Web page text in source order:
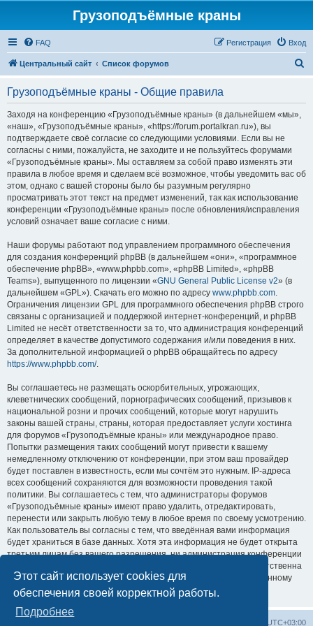
Этот сайт использует cookies для
обеспечения своей корректной работы.
Подробнее
Грузоподъёмные краны
FAQ Вход
Регистрация
Центральный сайт Список форумов
Грузоподъёмные краны - Общие правила
Заходя на конференцию «Грузоподъёмные краны» (в дальнейшем «мы»,
«наш», «Грузоподъёмные краны», «https://forum.portalkran.ru»), вы
подтверждаете своё согласие со следующими условиями. Если вы не
согласны с ними, пожалуйста, не заходите и не пользуйтесь форумами
«Грузоподъёмные краны». Мы оставляем за собой право изменять эти
правила в любое время и сделаем всё возможное, чтобы уведомить вас об
этом, однако с вашей стороны было бы разумным регулярно
просматривать этот текст на предмет изменений, так как использование
конференции «Грузоподъёмные краны» после обновления/исправления
условий означает ваше согласие с ними.
Наши форумы работают под управлением программного обеспечения
для создания конференций phpBB (в дальнейшем «они», «программное
обеспечение phpBB», «www.phpbb.com», «phpBB Limited», «phpBB
Teams»), выпущенного по лицензии «GNU General Public License v2» (в
дальнейшем «GPL»). Скачать его можно по адресу www.phpbb.com.
Ограничения лицензии GPL для программного обеспечения phpBB строго
связаны с организацией и поддержкой интернет-конференций, и phpBB
Limited не несёт ответственности за то, что администрация конференций
определяет в качестве допустимого содержания и/или поведения в них.
За дополнительной информацией о phpBB обращайтесь по адресу
https://www.phpbb.com/.
Вы соглашаетесь не размещать оскорбительных, угрожающих,
клеветнических сообщений, порнографических сообщений, призывов к
национальной розни и прочих сообщений, которые могут нарушить
законы вашей страны, страны, которая предоставляет услуги хостинга
для форумов «Грузоподъёмные краны» или международное право.
Попытки размещения таких сообщений могут привести к вашему
немедленному отключению от конференции, при этом ваш провайдер
будет поставлен в известность, если мы сочтём это нужным. IP-адреса
всех сообщений сохраняются для возможности проведения такой
политики. Вы соглашаетесь с тем, что администраторы форумов
«Грузоподъёмные краны» имеют право удалить, отредактировать,
перенести или закрыть любую тему в любое время по своему усмотрению.
Как пользователь вы согласны с тем, что введённая вами информация
будет храниться в базе данных. Хотя эта информация не будет открыта
третьим лицам без вашего разрешения, ни администрация конференции
«Грузоподъёмные краны», ни phpBB Limited не может быть ответственна
за действия хакеров, которые могут привести к несанкционированному
доступу к ней.
UTC+03:00